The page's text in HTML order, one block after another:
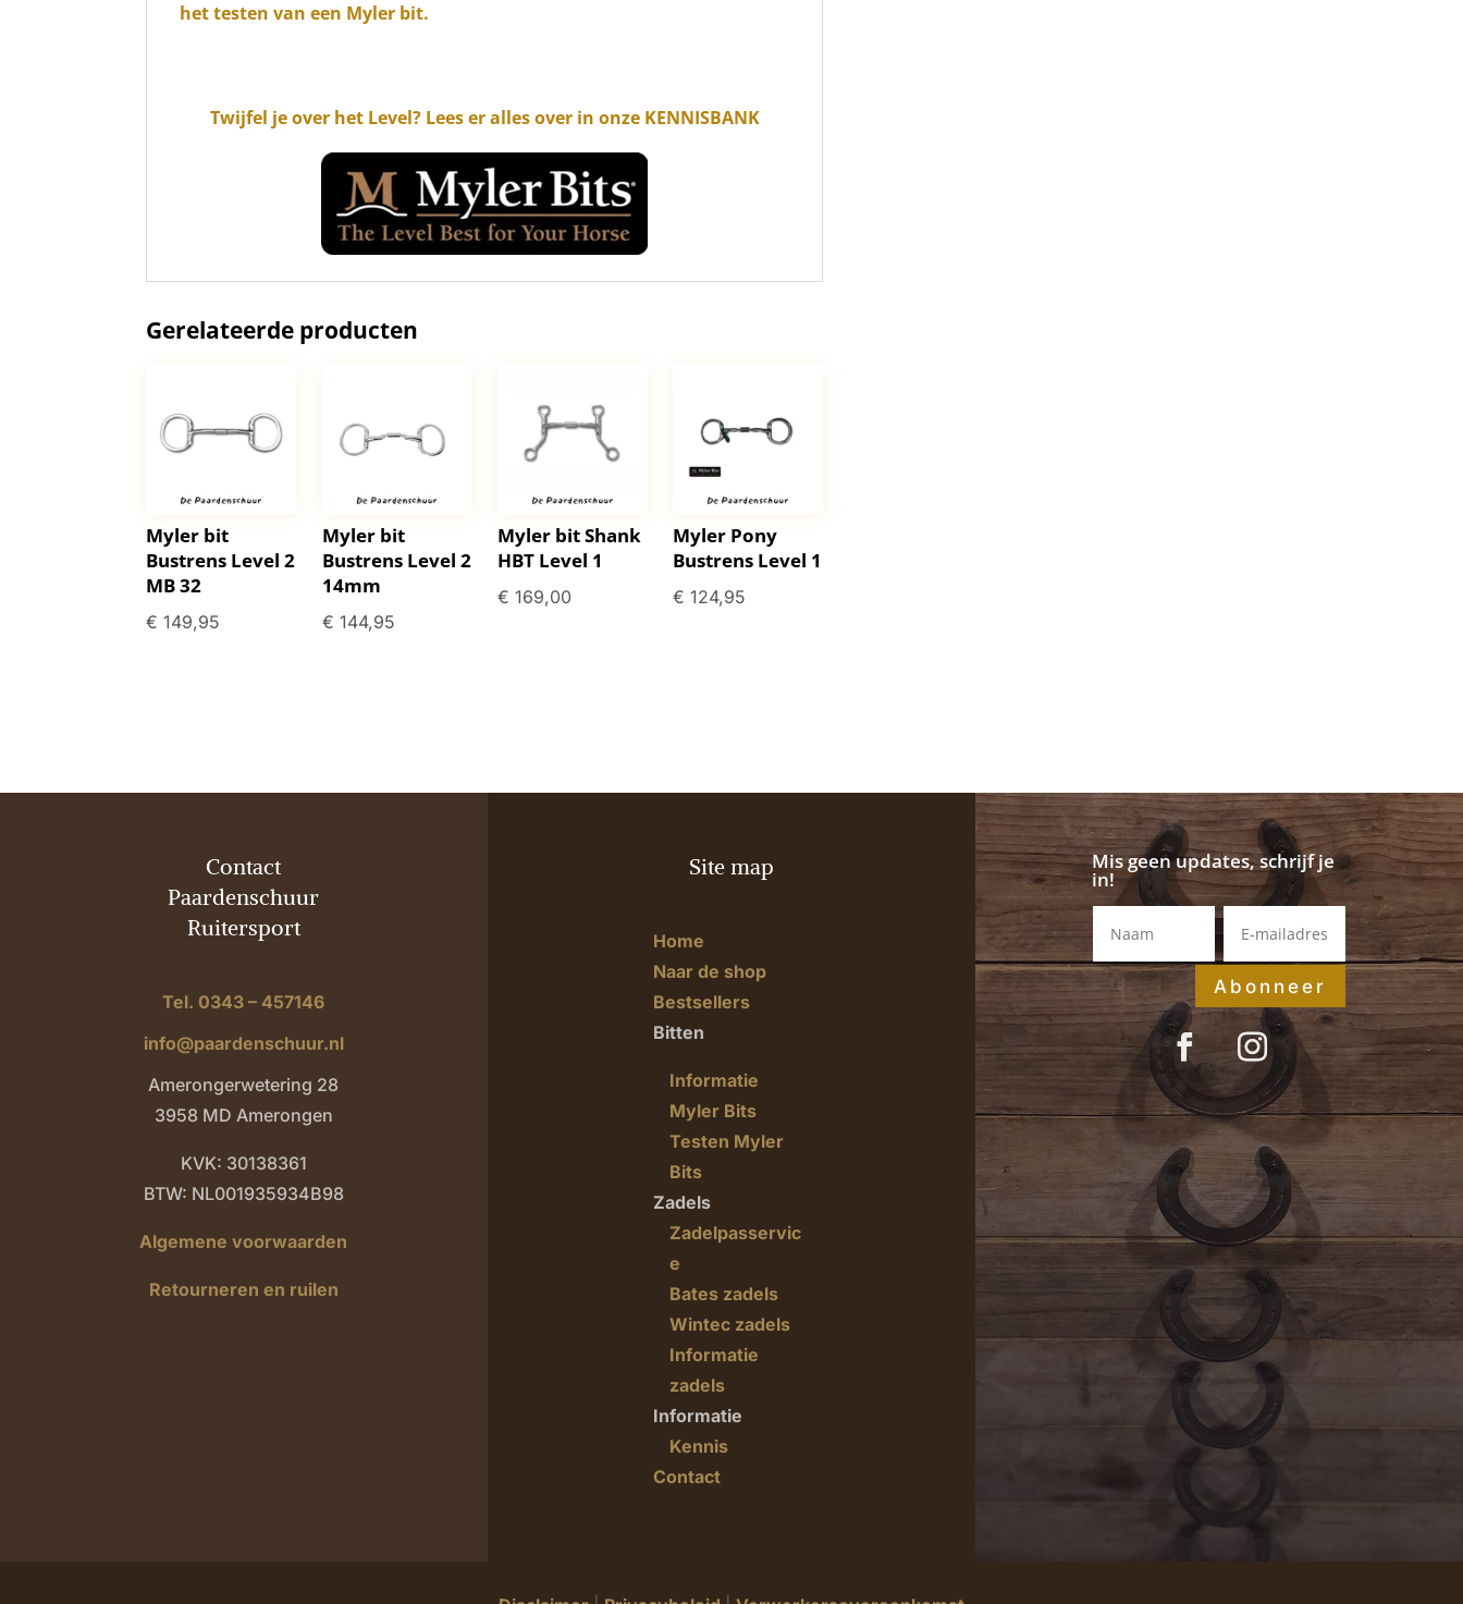
het testen van een Myler bit.
Twijfel je over het Level? Lees er alles over in onze KENNISBANK
Gerelateerde producten
Myler bit
Bustrens Level 2
MB 32
€ 149,95
Myler bit
Bustrens Level 2
14mm
€ 144,95
Myler bit Shank
HBT Level 1
€ 169,00
Myler Pony
Bustrens Level 1
€ 124,95
Contact
Paardenschuur
Ruitersport
Tel. 0343 – 457146
info@paardenschuur.nl
Amerongerwetering 28
3958 MD Amerongen
KVK: 30138361
BTW: NL001935934B98
Algemene voorwaarden
Retourneren en ruilen
Site map
Home
Naar de shop
Bestsellers
Bitten
Informatie
Myler Bits
Testen Myler
Bits
Zadels
Zadelpasservic
e
Bates zadels
Wintec zadels
Informatie
zadels
Informatie
Kennis
Contact
Mis geen updates, schrijf je
in!
Abonneer